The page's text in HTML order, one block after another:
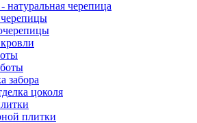
черепица
забора
цоколя
плитки